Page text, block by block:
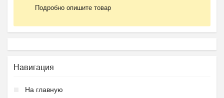
Подробно опишите товар
Навигация
На главную